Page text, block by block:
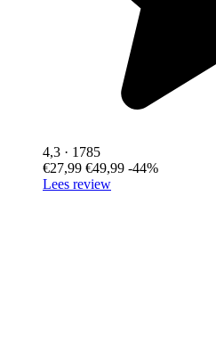
4,3 · 1785
€27,99 €49,99 -44%
Lees review